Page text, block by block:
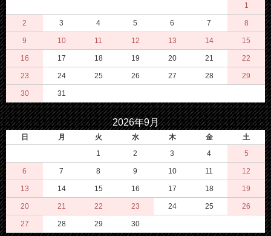
1
2 3 4 5 6 7 8
9 10 11 12 13 14 15
16 17 18 19 20 21 22
23 24 25 26 27 28 29
30 31
2026年9月
日 月 火 水 木 金
土
1
2 3 4 5
6 7 8 9 10 11 12
13 14 15 16 17 18 19
20 21 22 23 24 25 26
27 28 29 30